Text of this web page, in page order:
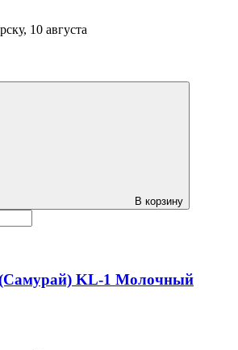
10 августа
В корзину
KL-1 Молочный